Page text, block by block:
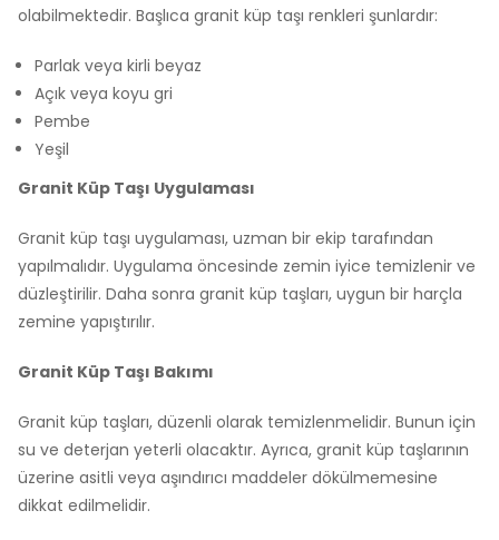
olabilmektedir. Başlıca granit küp taşı renkleri şunlardır:
Parlak veya kirli beyaz
Açık veya koyu gri
Pembe
Yeşil
Granit Küp Taşı Uygulaması
Granit küp taşı uygulaması, uzman bir ekip tarafından
yapılmalıdır. Uygulama öncesinde zemin iyice temizlenir ve
düzleştirilir. Daha sonra granit küp taşları, uygun bir harçla
zemine yapıştırılır.
Granit Küp Taşı Bakımı
Granit küp taşları, düzenli olarak temizlenmelidir. Bunun için
su ve deterjan yeterli olacaktır. Ayrıca, granit küp taşlarının
üzerine asitli veya aşındırıcı maddeler dökülmemesine
dikkat edilmelidir.